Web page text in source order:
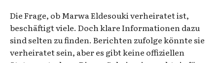
Die Frage, ob Marwa Eldesouki verheiratet ist,
beschäftigt viele. Doch klare Informationen dazu
sind selten zu finden. Berichten zufolge könnte sie
verheiratet sein, aber es gibt keine offiziellen